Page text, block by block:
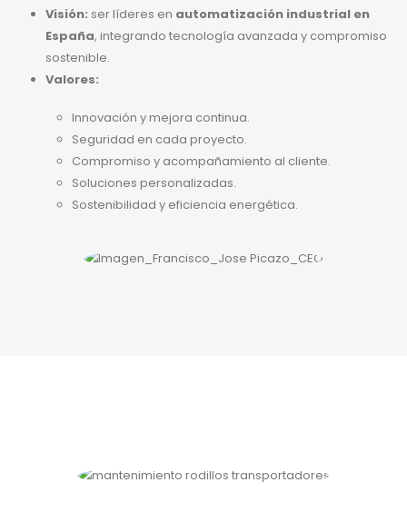
Visión: ser líderes en automatización industrial en
España, integrando tecnología avanzada y compromiso
sostenible.
Valores:
Innovación y mejora continua.
Seguridad en cada proyecto.
Compromiso y acompañamiento al cliente.
Soluciones personalizadas.
Sostenibilidad y eficiencia energética.